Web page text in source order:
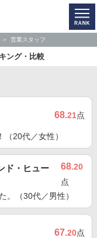
営業スタッフ
ング・比較
68.21点
20代／女性）
ド・ヒュー
68.20
点
。（30代／男性）
67.20点